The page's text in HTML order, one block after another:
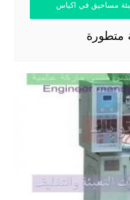
مساحيق في اكياس
متطورة